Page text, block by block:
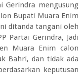
Gerindra mengusung
Bupati Muara Enim
ditanda tangani oleh
Partai Gerindra, Jadi
Muara Enim calon
Bahri, dan tidak ada
keputusan